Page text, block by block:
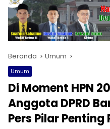
Beranda Umum
Umum
Di Moment HPN
Anggota DPRD
Pers Pilar